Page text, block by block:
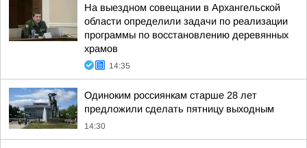
На выездном совещании в Архангельской
области определили задачи по реализации
программы по восстановлению деревянных
храмов
14:35
Одиноким россиянкам старше 28 лет
предложили сделать пятницу выходным
14:30